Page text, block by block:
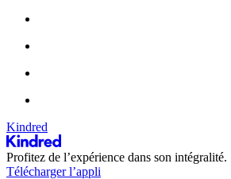
Kindred
Profitez de l’expérience dans son intégralité.
Télécharger l’appli